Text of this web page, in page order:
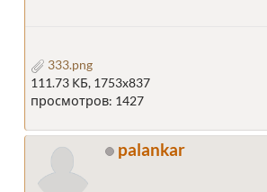
333.png
111.73 КБ, 1753x837
просмотров: 1427
palankar